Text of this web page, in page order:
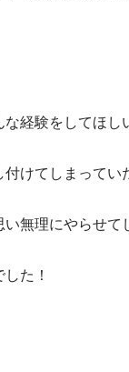
経験をしてほし
けてしまってい
無理にやらせ
た！